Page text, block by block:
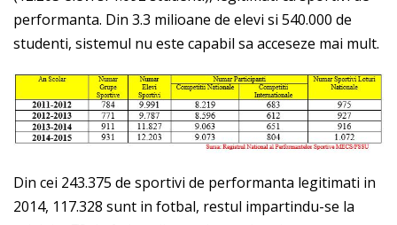
performanta. Din 3.3 milioane de elevi si 540.000 de
studenti, sistemul nu este capabil sa acceseze mai mult.
Din cei 243.375 de sportivi de performanta legitimati in
2014, 117.328 sunt in fotbal, restul impartindu-se la